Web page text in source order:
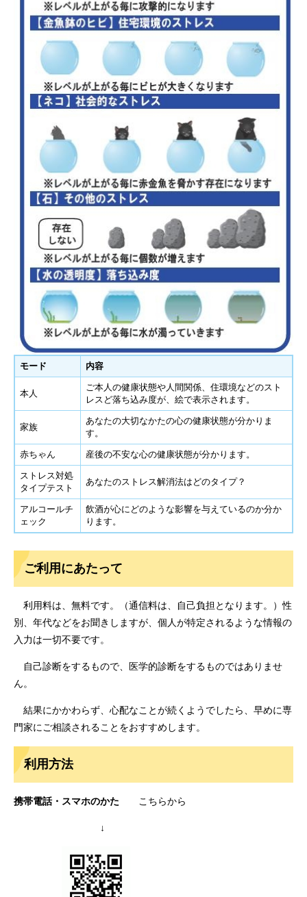
モード 内容
本人
ご本人の健康状態や人間関係、住環境などのスト
レスど落ち込み度が、絵で表示されます。
家族
あなたの大切なかたの心の健康状態が分かりま
す。
赤ちゃん 産後の不安な心の健康状態が分かります。
ストレス対処
タイプテスト
あなたのストレス解消法はどのタイプ？
アルコールチ
ェック
飲酒が心にどのような影響を与えているのか分か
ります。
ご利用にあたって
利用料は、無料です。（通信料は、自己負担となります。）性
別、年代などをお聞きしますが、個人が特定されるような情報の
入力は一切不要です。
自己診断をするもので、医学的診断をするものではありませ
ん。
結果にかかわらず、心配なことが続くようでしたら、早めに専
門家にご相談されることをおすすめします。
利用方法
携帯電話・スマホのかた こちらから
↓